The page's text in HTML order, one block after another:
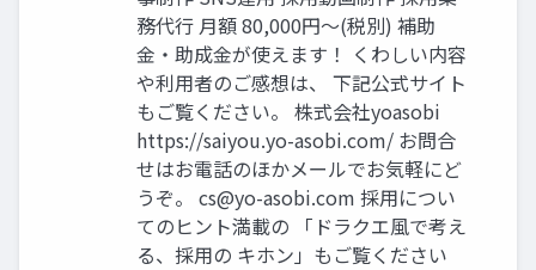
務代行 月額 80,000円〜(税別) 補助
金・助成金が使えます！ くわしい内容
や利用者のご感想は、 下記公式サイト
もご覧ください。 株式会社yoasobi
https://saiyou.yo-asobi.com/ お問合
せはお電話のほかメールでお気軽にど
うぞ。 cs@yo-asobi.com 採用につい
てのヒント満載の 「ドラクエ風で考え
る、採用の キホン」もご覧ください